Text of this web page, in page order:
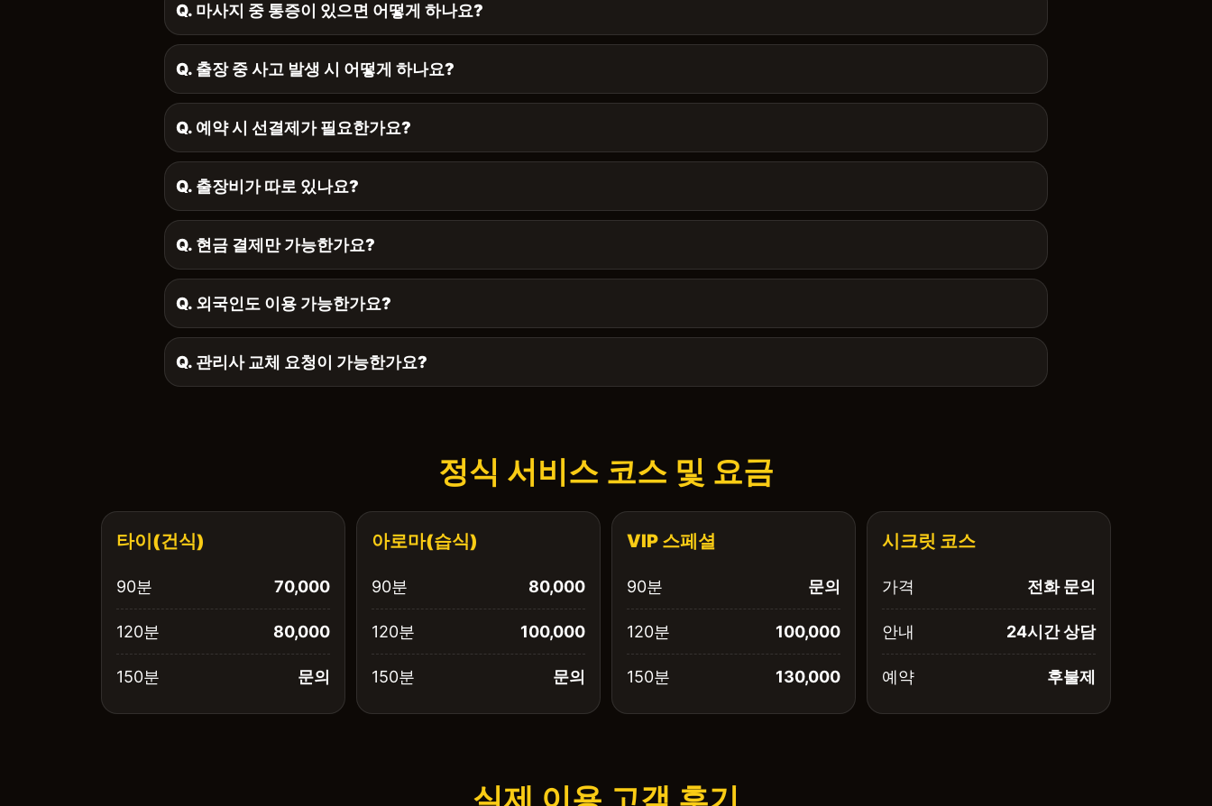
Q. 마사지 중 통증이 있으면 어떻게 하나요?
Q. 출장 중 사고 발생 시 어떻게 하나요?
Q. 예약 시 선결제가 필요한가요?
Q. 출장비가 따로 있나요?
Q. 현금 결제만 가능한가요?
Q. 외국인도 이용 가능한가요?
Q. 관리사 교체 요청이 가능한가요?
정식 서비스 코스 및 요금
타이(건식)
90분 70,000
120분 80,000
150분 문의
아로마(습식)
90분 80,000
120분 100,000
150분 문의
VIP 스페셜
90분 문의
120분 100,000
150분 130,000
시크릿 코스
가격 전화 문의
안내 24시간 상담
예약 후불제
실제 이용 고객 후기